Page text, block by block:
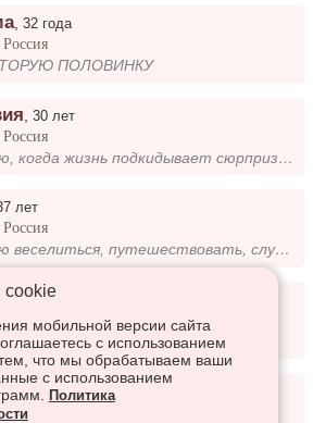
,32 года
Россия
ПОЛОВИНКУ
,30 лет
Россия
Я люблю, когда жизнь подкидывает сюрпризы – особенно смешные! Всегда стараюсь поднять настроение окружающим, даже если с...
лет
Россия
Я люблю веселиться, путешествовать, слушать музыку и танцевать. Для меня важны эмоции и новые впечатления....
,22 года
Россия
26 лет
Россия
сookie
мобильной версии сайта
с использованием
что мы обрабатываем ваши
с использованием
Политика